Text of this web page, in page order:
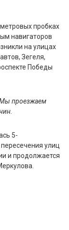
пробках
навигаторов
на улицах
Зегеля,
Победы
Мы проезжаем
5-
улиц
и продолжается